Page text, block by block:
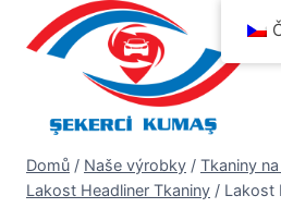
Přeskočit
Domů / Naše výrobky / Tkaniny
Lakost Headliner Tkaniny / Lakost